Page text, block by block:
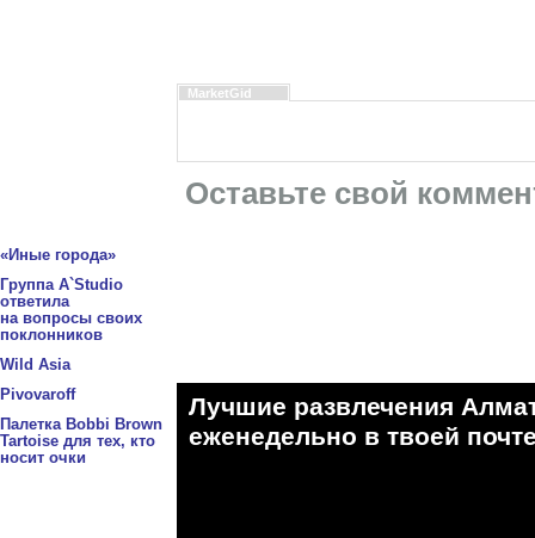
«Иные города»
Группа A`Studio
ответила
на вопросы своих
поклонников
Wild Asia
Pivovaroff
Палетка Bobbi Brown
Tartoise для тех, кто
носит очки
MarketGid
Оставьте свой
Лучшие развлечения
eженедельно в твоей